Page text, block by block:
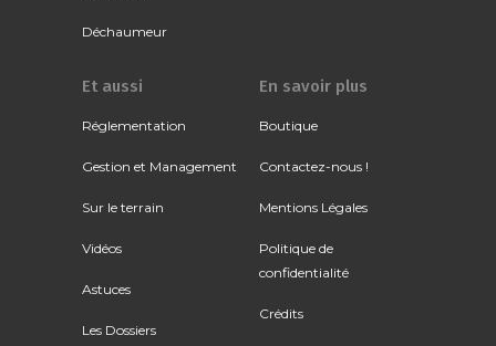
Déchaumeur
Et aussi
Réglementation
Gestion et Management
Sur le terrain
Vidéos
Astuces
Les Dossiers
En savoir plus
Boutique
Contactez-nous !
Mentions Légales
Politique de
confidentialité
Crédits